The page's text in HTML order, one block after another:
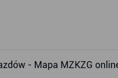
- Mapa MZKZG